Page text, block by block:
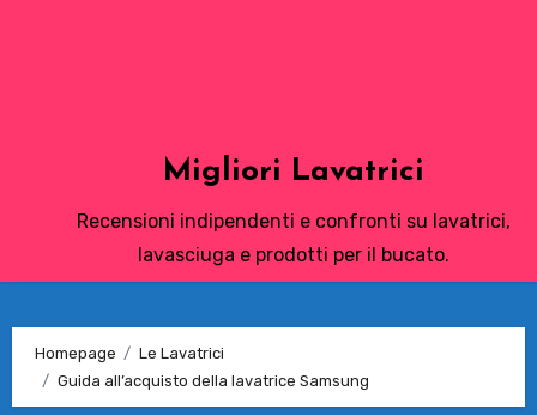
Migliori Lavatrici
Recensioni indipendenti e confronti su lavatrici,
lavasciuga e prodotti per il bucato.
Homepage
Le Lavatrici
Guida all’acquisto della lavatrice Samsung